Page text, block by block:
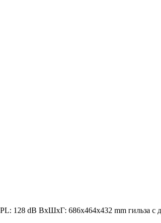
128 dB ВxШxГ: 686x464x432 mm гильза с